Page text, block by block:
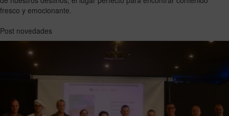
fresco y emocionante.
Post novedades